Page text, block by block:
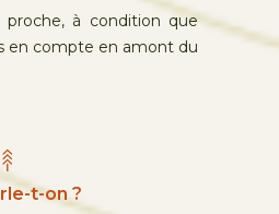
proche, à condition que
en compte en amont du
t-on ?